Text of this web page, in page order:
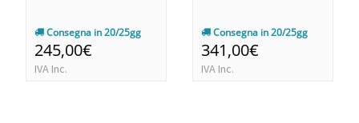
Consegna in 20/25gg
245,00€
IVA Inc.
Consegna in 20/25gg
341,00€
IVA Inc.